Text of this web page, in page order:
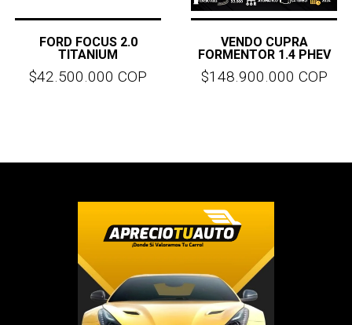
FORD FOCUS 2.0
TITANIUM
$42.500.000 COP
VENDO CUPRA
FORMENTOR 1.4 PHEV
$148.900.000 COP